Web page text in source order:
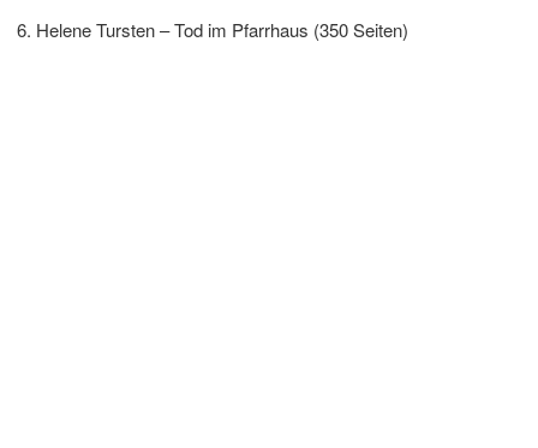
Helene Tursten – Tod im Pfarrhaus (350 Seiten)